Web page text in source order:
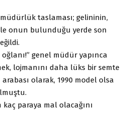
taslaması; gelininin,
onun bulunduğu yerde son
genel müdür yapınca
lojmanını daha lüks bir semte
olarak, 1990 model olsa
kaç paraya mal olacağını